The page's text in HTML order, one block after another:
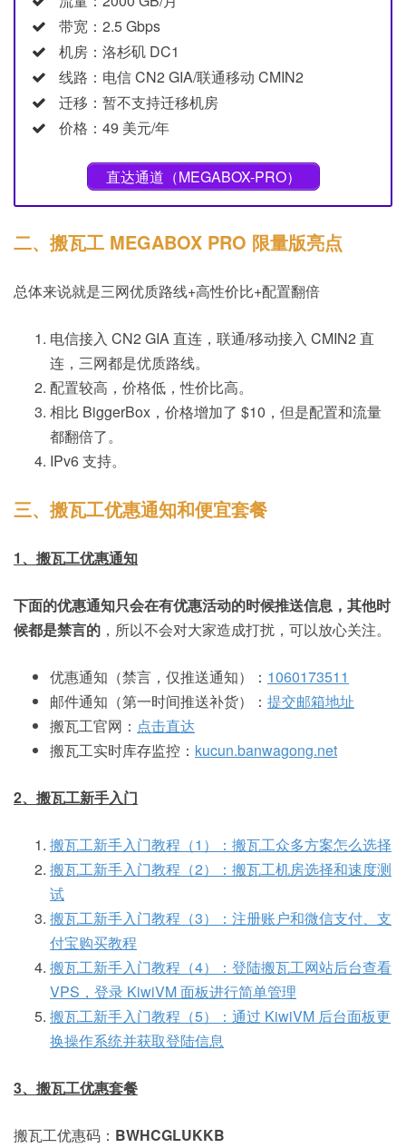
带宽：2.5 Gbps
机房：洛杉矶 DC1
线路：电信 CN2 GIA/联通移动 CMIN2
迁移：暂不支持迁移机房
价格：49 美元/年
直达通道（MEGABOX-PRO）
二、搬瓦工 MEGABOX PRO 限量版亮点
总体来说就是三网优质路线+高性价比+配置翻倍
电信接入 CN2 GIA 直连，联通/移动接入 CMIN2 直
连，三网都是优质路线。
配置较高，价格低，性价比高。
相比 BiggerBox，价格增加了 $10，但是配置和流量
都翻倍了。
IPv6 支持。
三、搬瓦工优惠通知和便宜套餐
1、搬瓦工优惠通知
下面的优惠通知只会在有优惠活动的时候推送信息，其他时
候都是禁言的 ，所以不会对大家造成打扰，可以放心关注。
优惠通知（禁言，仅推送通知）： 1060173511
邮件通知（第一时间推送补货）： 提交邮箱地址
搬瓦工官网： 点击直达
搬瓦工实时库存监控： kucun.banwagong.net
2、搬瓦工新手入门
搬瓦工新手入门教程（1）：搬瓦工众多方案怎么选择
搬瓦工新手入门教程（2）：搬瓦工机房选择和速度测
试
搬瓦工新手入门教程（3）：注册账户和微信支付、支
付宝购买教程
搬瓦工新手入门教程（4）：登陆搬瓦工网站后台查看
VPS，登录 KiwiVM 面板进行简单管理
搬瓦工新手入门教程（5）：通过 KiwiVM 后台面板更
换操作系统并获取登陆信息
3、搬瓦工优惠套餐
搬瓦工优惠码： BWHCGLUKKB